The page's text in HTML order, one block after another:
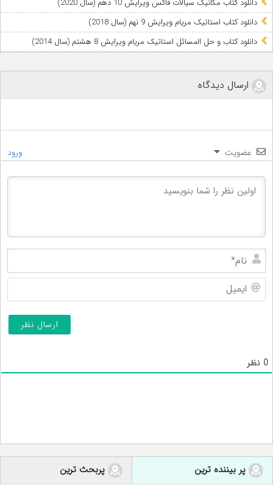
دانلود کتاب مکانیک سیالات فاکس ویرایش 10 دهم (سال 2020)
دانلود کتاب استاتیک مریام ویرایش 9 نهم (سال 2018)
دانلود کتاب و حل المسائل استاتیک مریام ویرایش 8 هشتم (سال 2014)
ارسال دیدگاه
عضویت ورود
0 نظر
پر بیننده ترین پربحث ترین